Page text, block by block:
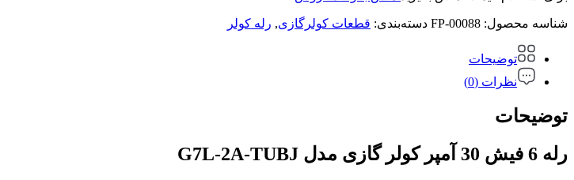
شناسه محصول: FP-00088 دسته‌بندی: قطعات کولرگازی, رله کولر
توضیحات
نظرات (0)
توضیحات
رله 6 فیش 30 آمپر کولر گازی مدل G7L-2A-TUBJ